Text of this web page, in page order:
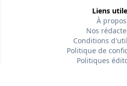
Liens
À propos
Nos
Conditions
Politique de
Politiques